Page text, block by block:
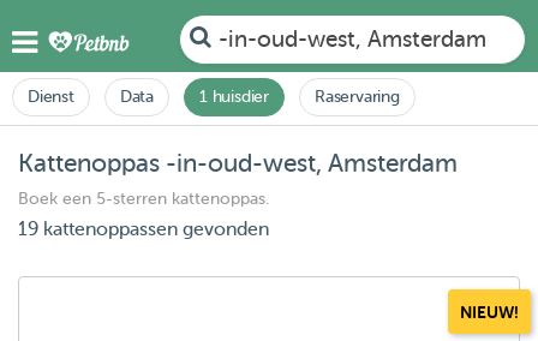
-in-oud-west, Amsterdam
Dienst Data 1 huisdier Raservaring
Kattenoppas -in-oud-west, Amsterdam
Boek een 5-sterren kattenoppas.
19 kattenoppassen gevonden
NIEUW!